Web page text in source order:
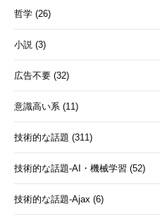
哲学 (26)
小説 (3)
広告不要 (32)
意識高い系 (11)
技術的な話題 (311)
技術的な話題-AI・機械学習 (52)
技術的な話題-Ajax (6)